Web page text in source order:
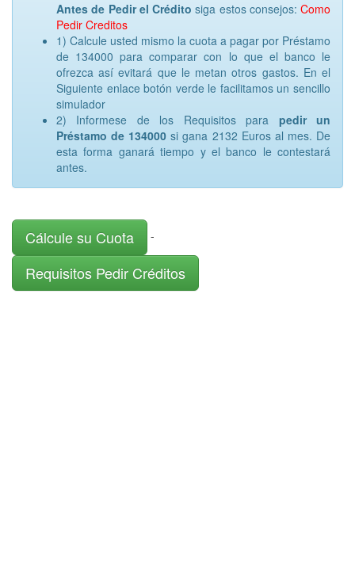
Antes de Pedir el Crédito siga estos consejos: Como
Pedir Creditos
1) Calcule usted mismo la cuota a pagar por Préstamo
de 134000 para comparar con lo que el banco le
ofrezca así evitará que le metan otros gastos. En el
Siguiente enlace botón verde le facilitamos un sencillo
simulador
2) Informese de los Requisitos para pedir un
Préstamo de 134000si gana 2132 Euros al mes. De
esta forma ganará tiempo y el banco le contestará
antes.
Cálcule su Cuota -
Requisitos Pedir Créditos